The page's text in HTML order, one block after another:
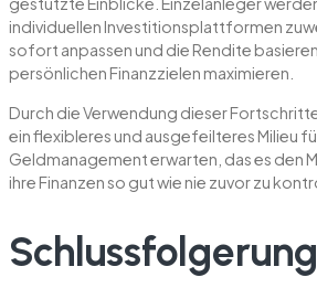
individuellen Investitionsplattformen
sofort anpassen und die Rendite
persönlichen Finanzzielen maximieren.
Durch die Verwendung dieser
ein flexibleres und ausgefeilteres Milieu
Geldmanagement erwarten, das es den
ihre Finanzen so gut wie nie zuvor zu
Schlussfolgerung